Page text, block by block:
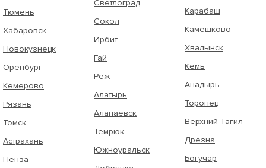
Тюмень
Хабаровск
Новокузнецк
Оренбург
Кемерово
Рязань
Томск
Астрахань
Пенза
Светлоград
Сокол
Ирбит
Гай
Реж
Алатырь
Алапаевск
Темрюк
Южноуральск
Карабаш
Камешково
Хвалынск
Кемь
Анадырь
Торопец
Верхний Тагил
Дрезна
Богучар